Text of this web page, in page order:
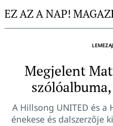
toEZ AZ A NAP!
Megjelent
A Hillsong UNITED és
énekese és dalszerzője